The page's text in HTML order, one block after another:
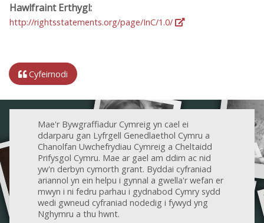
Hawlfraint Erthygl:
http://rightsstatements.org/page/InC/1.0/
Cyfeirnodi
Mae'r Bywgraffiadur Cymreig yn cael ei
ddarparu gan Lyfrgell Genedlaethol Cymru a
Chanolfan Uwchefrydiau Cymreig a Cheltaidd
Prifysgol Cymru. Mae ar gael am ddim ac nid
yw'n derbyn cymorth grant. Byddai cyfraniad
ariannol yn ein helpu i gynnal a gwella'r wefan er
mwyn i ni fedru parhau i gydnabod Cymry sydd
wedi gwneud cyfraniad nodedig i fywyd yng
Nghymru a thu hwnt.